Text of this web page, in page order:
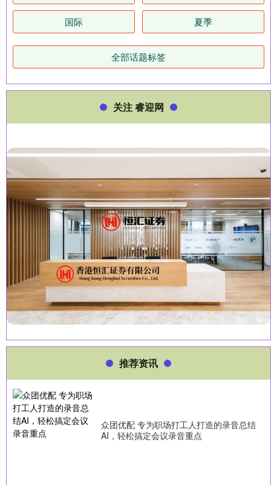
国际 夏季
全部话题标签
关注 睿迎网
推荐资讯
众团优配 专为职场打工人打造的录音总结
AI，轻松搞定会议录音重点